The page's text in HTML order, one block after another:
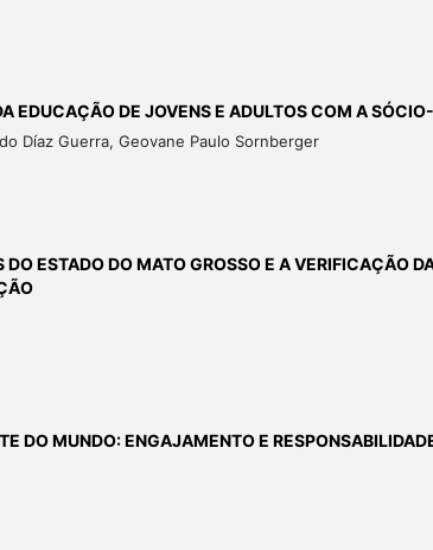
EDUCAÇÃO DE JOVENS E ADULTOS COM A
Díaz Guerra, Geovane Paulo Sornberger
DO ESTADO DO MATO GROSSO E A VERIFICAÇÃO
DO MUNDO: ENGAJAMENTO E